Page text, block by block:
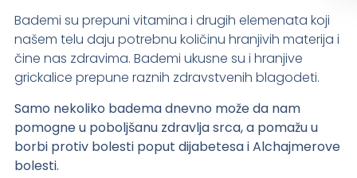
Bademi su prepuni vitamina i drugih elemenata koji
našem telu daju potrebnu količinu hranjivih materija i
čine nas zdravima. Bademi ukusne su i hranjive
grickalice prepune raznih zdravstvenih blagodeti.
Samo nekoliko badema dnevno može da nam
pomogne u poboljšanu zdravlja srca, a pomažu u
borbi protiv bolesti poput dijabetesa i Alchajmerove
bolesti.